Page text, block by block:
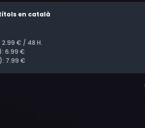
irrompen al centre de vigilància,
en català
2.99 € / 48 H.
6.99 €
7.99 €